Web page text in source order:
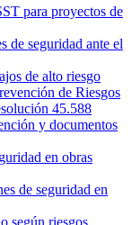
para proyectos de
de seguridad ante el
de alto riesgo
de Riesgos
45.588
y documentos
en obras
de seguridad en
según riesgos